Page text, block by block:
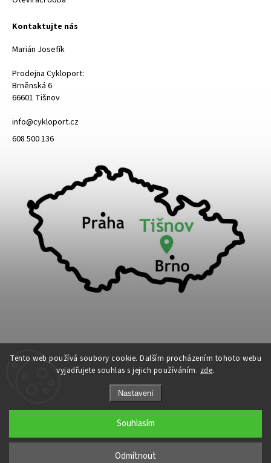
Tento web používá soubory cookie. Dalším procházením tohoto webu
vyjadřujete souhlas s jejich používáním. zde.
Nastavení
Odmítnout
Souhlasím
Kontaktujte nás
Marián Josefík
Prodejna Cykloport:
Brněnská 6
66601 Tišnov
info@cykloport.cz
608 500 136
Cykloport. Všechna práva vyhrazena.
Upravit nastavení cookies